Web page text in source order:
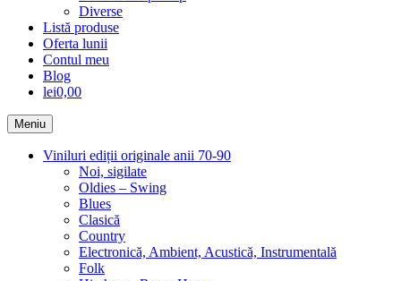
Diverse
Listă produse
Oferta lunii
Contul meu
Blog
lei0,00
Meniu
Viniluri ediții originale anii 70-90
Noi, sigilate
Oldies – Swing
Blues
Clasică
Country
Electronică, Ambient, Acustică, Instrumentală
Folk